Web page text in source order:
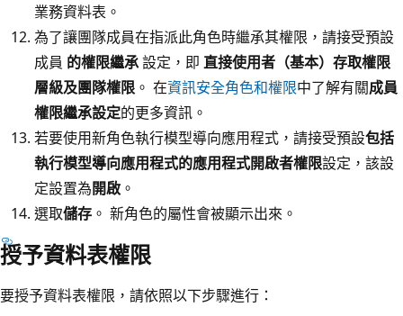
業務資料表。
為了讓團隊成員在指派此角色時繼承其權限，請接受預設
成員 的權限繼承設定，即 直接使用者（基本）存取權限
層級及團隊權限 。 在資訊安全角色和權限中了解有關成員
權限繼承設定的更多資訊。
若要使用新角色執行模型導向應用程式，請接受預設包括
執行模型導向應用程式的應用程式開啟者權限設定，該設
定設置為開啟 。
選取儲存 。 新角色的屬性會被顯示出來。
授予資料表權限
要授予資料表權限，請依照以下步驟進行：